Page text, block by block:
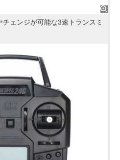
ェンジが可能な3速トランスミ